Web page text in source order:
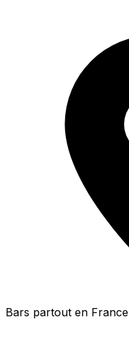
Bars partout en France